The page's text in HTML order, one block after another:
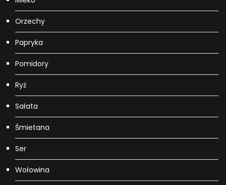
Orzechy
Papryka
Pomidory
Ryż
Sałata
Śmietana
Ser
Wołowina